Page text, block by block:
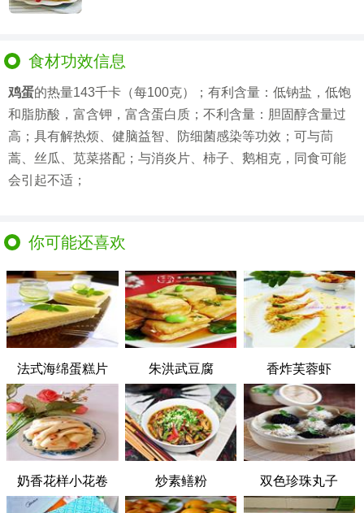
食材功效信息
鸡蛋的热量143千卡（每100克）；有利含量：低钠盐，低饱
和脂肪酸，富含钾，富含蛋白质；不利含量：胆固醇含量过
高；具有解热烦、健脑益智、防细菌感染等功效；可与茼
蒿、丝瓜、苋菜搭配；与消炎片、柿子、鹅相克，同食可能
会引起不适；
你可能还喜欢
法式海绵蛋糕片 朱洪武豆腐 香炸芙蓉虾
奶香花样小花卷 炒素鳝粉 双色珍珠丸子